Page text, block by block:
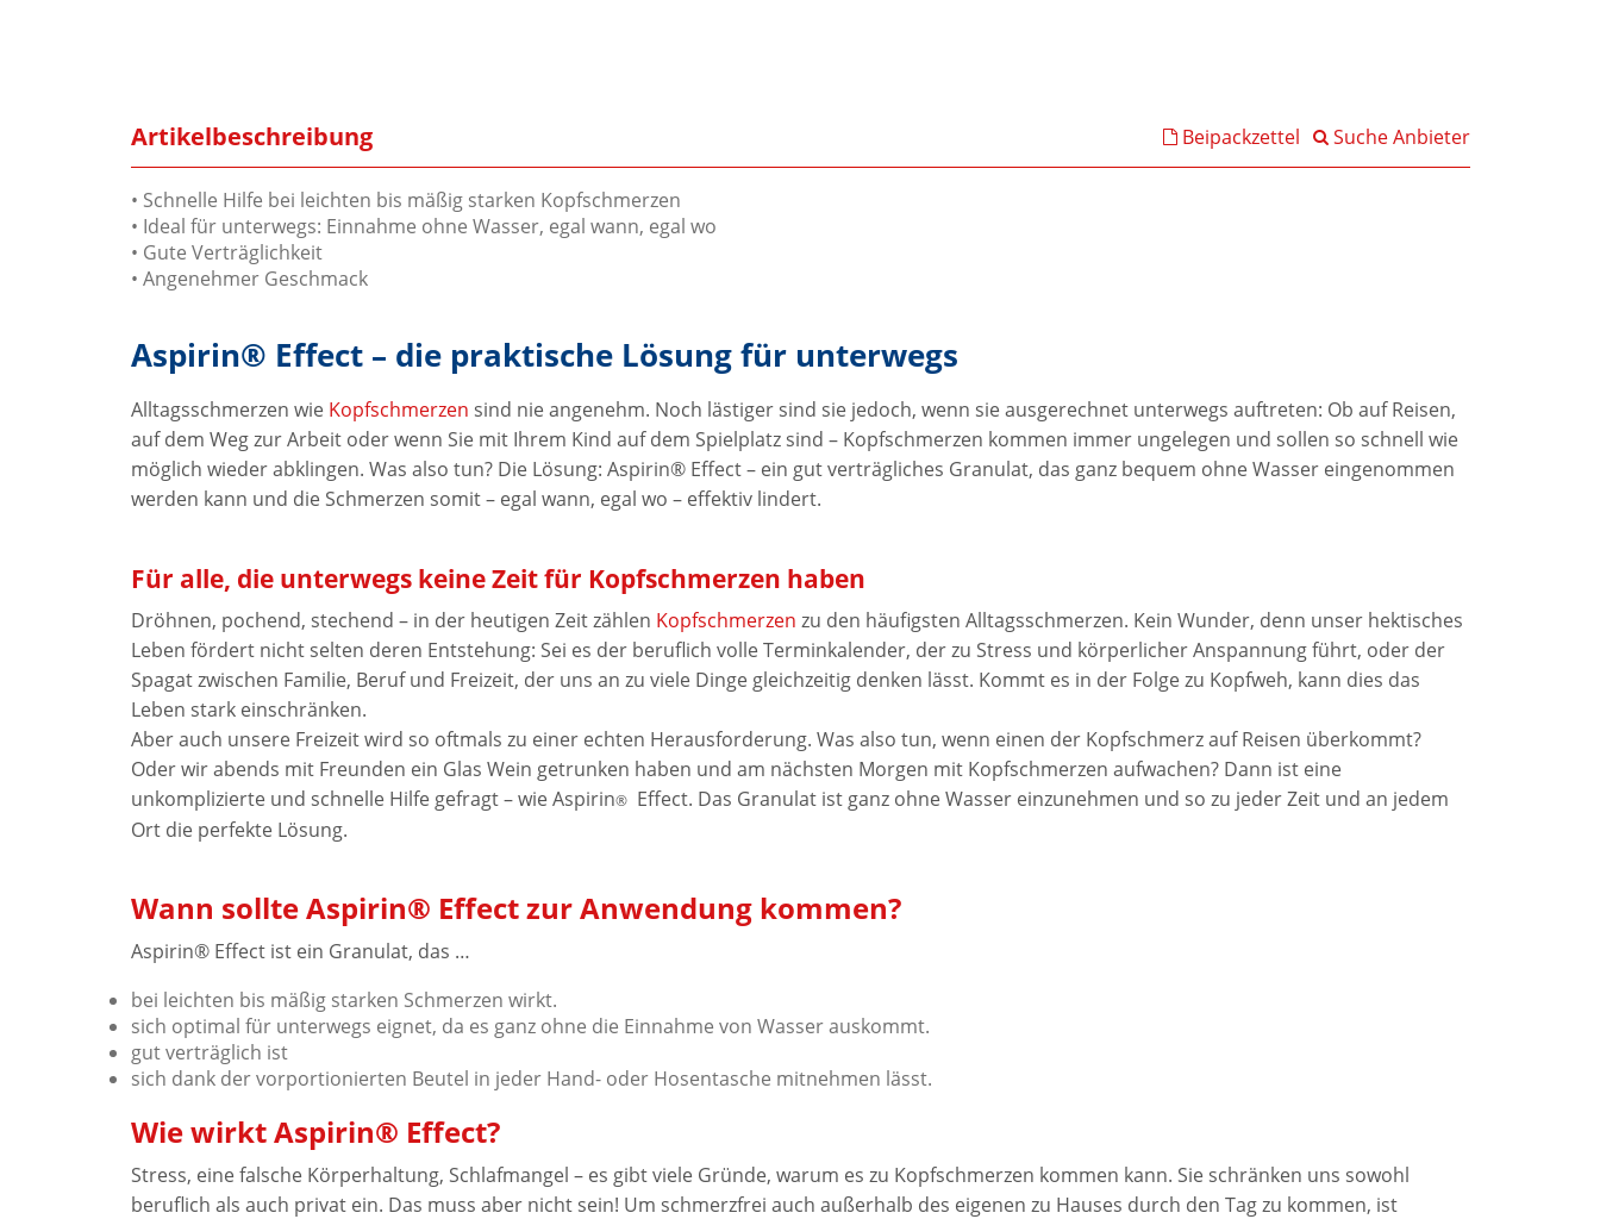
Artikelbeschreibung Beipackzettel Suche Anbieter
• Schnelle Hilfe bei leichten bis mäßig starken Kopfschmerzen
• Ideal für unterwegs: Einnahme ohne Wasser, egal wann, egal wo
• Gute Verträglichkeit
• Angenehmer Geschmack
Aspirin® Effect – die praktische Lösung für unterwegs
Alltagsschmerzen wie Kopfschmerzen sind nie angenehm. Noch lästiger sind sie jedoch, wenn sie ausgerechnet unterwegs auftreten: Ob auf Reisen,
auf dem Weg zur Arbeit oder wenn Sie mit Ihrem Kind auf dem Spielplatz sind – Kopfschmerzen kommen immer ungelegen und sollen so schnell wie
möglich wieder abklingen. Was also tun? Die Lösung: Aspirin® Effect – ein gut verträgliches Granulat, das ganz bequem ohne Wasser eingenommen
werden kann und die Schmerzen somit – egal wann, egal wo – effektiv lindert.
Für alle, die unterwegs keine Zeit für Kopfschmerzen haben
Dröhnen, pochend, stechend – in der heutigen Zeit zählen Kopfschmerzen zu den häufigsten Alltagsschmerzen. Kein Wunder, denn unser hektisches
Leben fördert nicht selten deren Entstehung: Sei es der beruflich volle Terminkalender, der zu Stress und körperlicher Anspannung führt, oder der
Spagat zwischen Familie, Beruf und Freizeit, der uns an zu viele Dinge gleichzeitig denken lässt. Kommt es in der Folge zu Kopfweh, kann dies das
Leben stark einschränken.
Aber auch unsere Freizeit wird so oftmals zu einer echten Herausforderung. Was also tun, wenn einen der Kopfschmerz auf Reisen überkommt?
Oder wir abends mit Freunden ein Glas Wein getrunken haben und am nächsten Morgen mit Kopfschmerzen aufwachen? Dann ist eine
unkomplizierte und schnelle Hilfe gefragt – wie Aspirin®Effect. Das Granulat ist ganz ohne Wasser einzunehmen und so zu jeder Zeit und an jedem
Ort die perfekte Lösung.
Wann sollte Aspirin® Effect zur Anwendung kommen?
Aspirin® Effect ist ein Granulat, das …
bei leichten bis mäßig starken Schmerzen wirkt.
sich optimal für unterwegs eignet, da es ganz ohne die Einnahme von Wasser auskommt.
gut verträglich ist
sich dank der vorportionierten Beutel in jeder Hand- oder Hosentasche mitnehmen lässt.
Wie wirkt Aspirin® Effect?
Stress, eine falsche Körperhaltung, Schlafmangel – es gibt viele Gründe, warum es zu Kopfschmerzen kommen kann. Sie schränken uns sowohl
beruflich als auch privat ein. Das muss aber nicht sein! Um schmerzfrei auch außerhalb des eigenen zu Hauses durch den Tag zu kommen, ist